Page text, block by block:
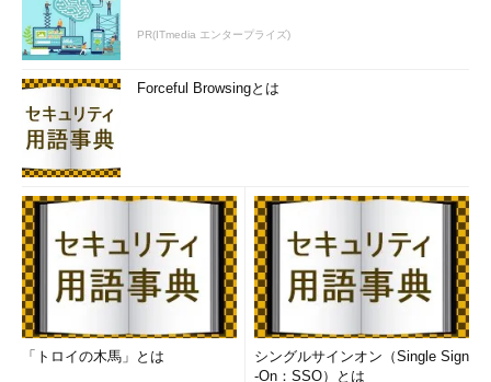
PR(ITmedia エンタープライズ)
Forceful Browsingとは
「トロイの木馬」とは
シングルサインオン（Single Sign
-On：SSO）とは